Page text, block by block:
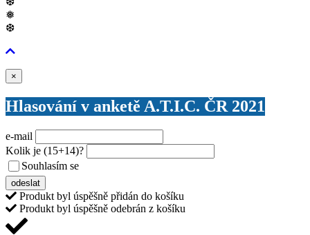
❅
❆
×
Hlasování v anketě A.T.I.C. ČR 2021
e-mail
Kolik je (15+14)?
Souhlasím se
odeslat
Produkt byl úspěšně přidán do košíku
Produkt byl úspěšně odebrán z košíku